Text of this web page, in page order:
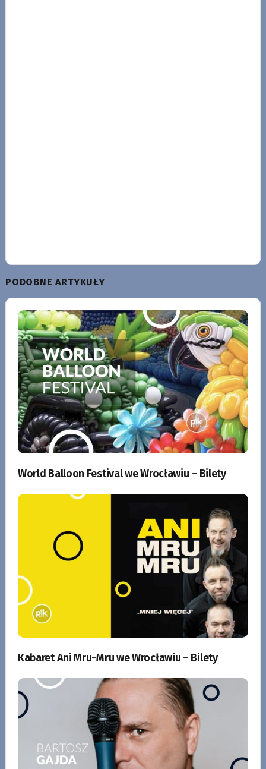
PODOBNE ARTYKUŁY
World Balloon Festival we Wrocławiu – Bilety
Kabaret Ani Mru-Mru we Wrocławiu – Bilety